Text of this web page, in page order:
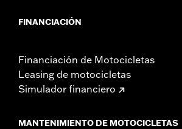
FINANCIACIÓN
Financiación de Motocicletas
Leasing de motocicletas
Simulador financiero
MANTENIMIENTO DE MOTOCICLETAS